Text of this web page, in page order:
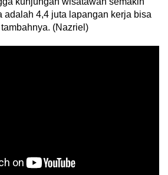
adalah 4,4 juta lapangan kerja bisa
(Nazriel)